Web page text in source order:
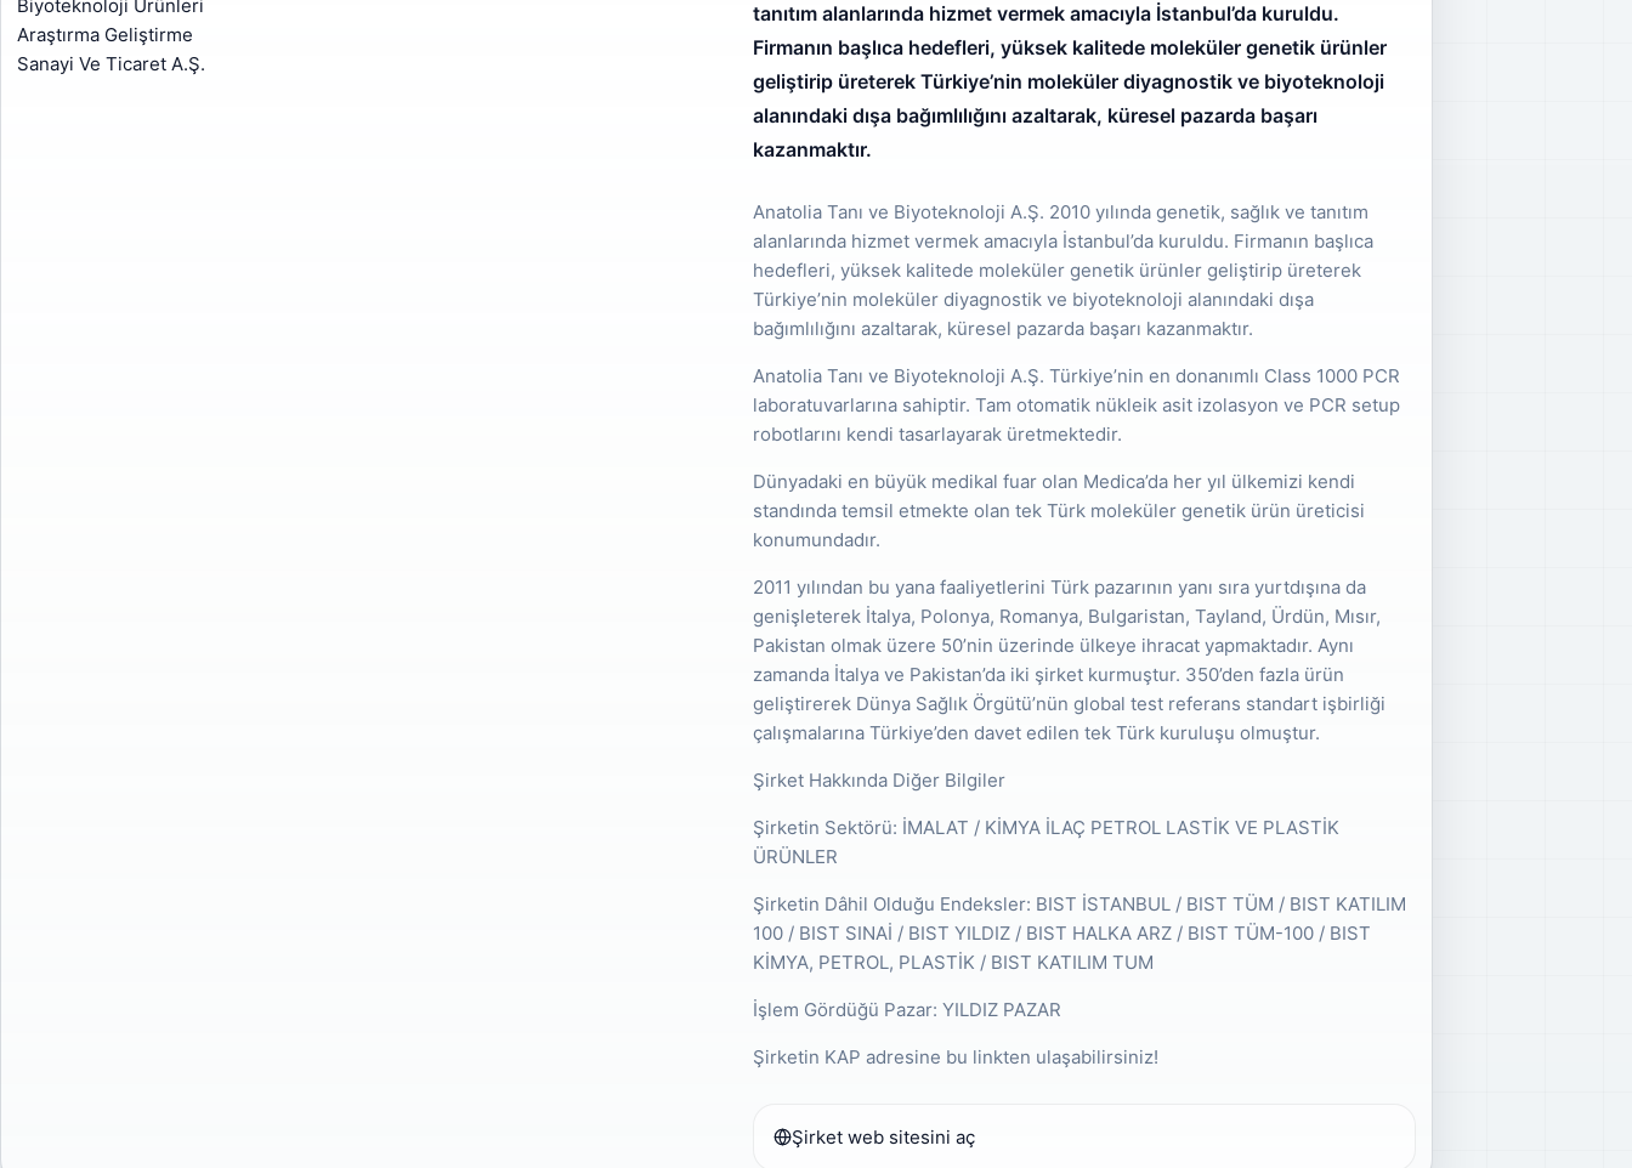
tanıtım alanlarında hizmet vermek amacıyla İstanbul’da kuruldu.
Firmanın başlıca hedefleri, yüksek kalitede moleküler genetik ürünler
geliştirip üreterek Türkiye’nin moleküler diyagnostik ve biyoteknoloji
alanındaki dışa bağımlılığını azaltarak, küresel pazarda başarı
kazanmaktır.
Anatolia Tanı ve Biyoteknoloji A.Ş. 2010 yılında genetik, sağlık ve tanıtım
alanlarında hizmet vermek amacıyla İstanbul’da kuruldu. Firmanın başlıca
hedefleri, yüksek kalitede moleküler genetik ürünler geliştirip üreterek
Türkiye’nin moleküler diyagnostik ve biyoteknoloji alanındaki dışa
bağımlılığını azaltarak, küresel pazarda başarı kazanmaktır.
Anatolia Tanı ve Biyoteknoloji A.Ş. Türkiye’nin en donanımlı Class 1000 PCR
laboratuvarlarına sahiptir. Tam otomatik nükleik asit izolasyon ve PCR setup
robotlarını kendi tasarlayarak üretmektedir.
Dünyadaki en büyük medikal fuar olan Medica’da her yıl ülkemizi kendi
standında temsil etmekte olan tek Türk moleküler genetik ürün üreticisi
konumundadır.
2011 yılından bu yana faaliyetlerini Türk pazarının yanı sıra yurtdışına da
genişleterek İtalya, Polonya, Romanya, Bulgaristan, Tayland, Ürdün, Mısır,
Pakistan olmak üzere 50’nin üzerinde ülkeye ihracat yapmaktadır. Aynı
zamanda İtalya ve Pakistan’da iki şirket kurmuştur. 350’den fazla ürün
geliştirerek Dünya Sağlık Örgütü’nün global test referans standart işbirliği
çalışmalarına Türkiye’den davet edilen tek Türk kuruluşu olmuştur.
Şirket Hakkında Diğer Bilgiler
Şirketin Sektörü: İMALAT / KİMYA İLAÇ PETROL LASTİK VE PLASTİK
ÜRÜNLER
Şirketin Dâhil Olduğu Endeksler: BIST İSTANBUL / BIST TÜM / BIST KATILIM
100 / BIST SINAİ / BIST YILDIZ / BIST HALKA ARZ / BIST TÜM-100 / BIST
KİMYA, PETROL, PLASTİK / BIST KATILIM TUM
İşlem Gördüğü Pazar: YILDIZ PAZAR
Şirketin KAP adresine bu linkten ulaşabilirsiniz!
Şirket web sitesini aç